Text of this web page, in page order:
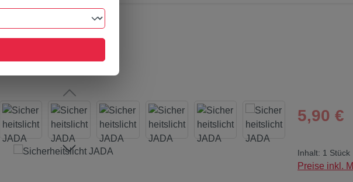
JADA
Regulärer
5,90 €
Inhalt: 1 Stück
Preise inkl.